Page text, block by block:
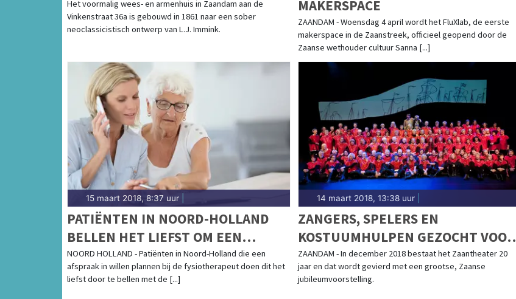
Het voormalig wees- en armenhuis in Zaandam aan de
Vinkenstraat 36a is gebouwd in 1861 naar een sober
neoclassicistisch ontwerp van L.J. Immink.
MAKERSPACE
ZAANDAM - Woensdag 4 april wordt het FluXlab, de eerste
makerspace in de Zaanstreek, officieel geopend door de
Zaanse wethouder cultuur Sanna [...]
15 maart 2018, 8:37 uur
PATIËNTEN IN NOORD-HOLLAND
BELLEN HET LIEFST OM EEN
AFSPRAAK TE MAKEN
NOORD HOLLAND - Patiënten in Noord-Holland die een
afspraak in willen plannen bij de fysiotherapeut doen dit het
liefst door te bellen met de [...]
14 maart 2018, 13:38 uur|
ZANGERS, SPELERS EN
KOSTUUMHULPEN GEZOCHT VOOR
JUBILEUMVOORSTELLING
ZAANTHEATER
ZAANDAM - In december 2018 bestaat het Zaantheater 20
jaar en dat wordt gevierd met een grootse, Zaanse
jubileumvoorstelling.